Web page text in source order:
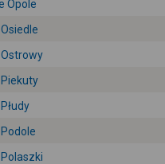
Opole
Ostrowy
Piekuty